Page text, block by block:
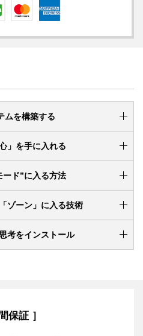
ムを構築する
」を手に入れる
ード”に入る方法
ゾーン」に入る技術
考をインストール
保証 ］